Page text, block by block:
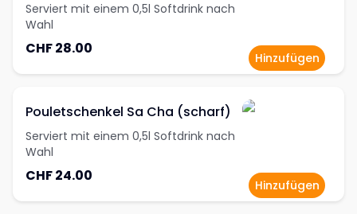
Serviert mit einem 0,5l Softdrink nach
Wahl
CHF 28.00
Hinzufügen
Pouletschenkel Sa Cha (scharf)
Serviert mit einem 0,5l Softdrink nach
Wahl
CHF 24.00
Hinzufügen